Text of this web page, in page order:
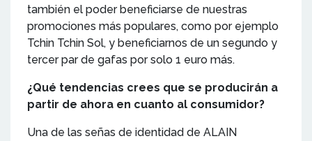
también el poder beneficiarse de nuestras
promociones más populares, como por ejemplo
Tchin Tchin Sol, y beneficiarnos de un segundo y
tercer par de gafas por solo 1 euro más.
¿Qué tendencias crees que se producirán a
partir de ahora en cuanto al consumidor?
Una de las señas de identidad de ALAIN